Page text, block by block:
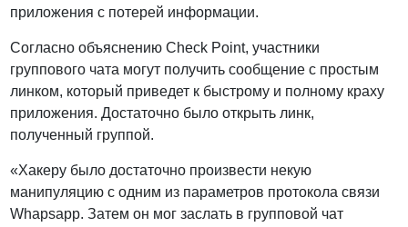
приложения с потерей информации.
Согласно объяснению Check Point, участники
группового чата могут получить сообщение с простым
линком, который приведет к быстрому и полному краху
приложения. Достаточно было открыть линк,
полученный группой.
«Хакеру было достаточно произвести некую
манипуляцию с одним из параметров протокола связи
Whapsapp. Затем он мог заслать в групповой чат